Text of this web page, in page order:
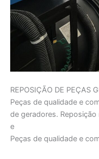
REPOSIÇÃO DE PEÇAS
Peças de qualidade e
de geradores.
e
Peças de qualidade e